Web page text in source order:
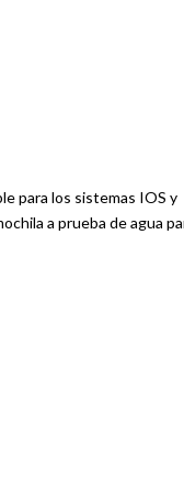
para los sistemas IOS y
a prueba de agua